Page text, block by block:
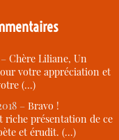
–Chère Liliane, Un
votre appréciation et
(…)
–Bravo !
riche présentation de ce
et érudit. (…)